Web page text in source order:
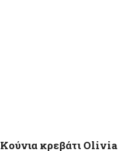
Κούνια κρεβάτι Olivia